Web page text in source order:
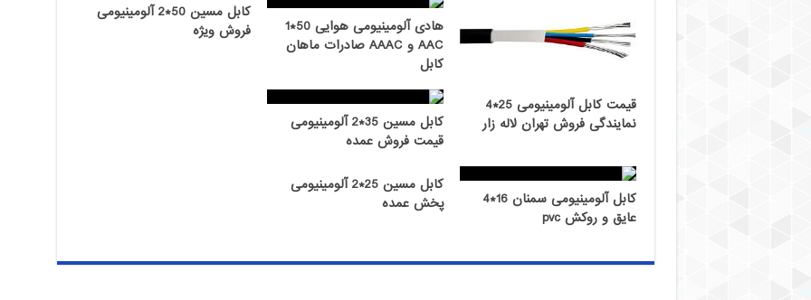
قیمت کابل آلومینیومی 25*4
نمایندگی فروش تهران لاله زار
هادی آلومینیومی هوایی 50*1
AAC و AAAC صادرات ماهان
کابل
کابل مسین 50*2 آلومینیومی
فروش ویژه
کابل مسین 35*2 آلومینیومی
قیمت فروش عمده
کابل آلومینیومی سمنان 16*4
عایق و روکش pvc
کابل مسین 25*2 آلومینیومی
پخش عمده